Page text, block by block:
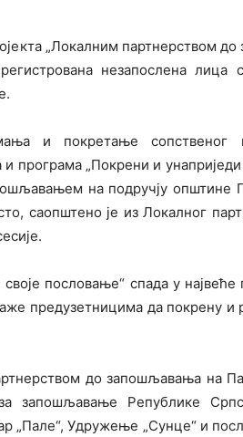
„Локалним партнерством
незапослена лица
и покретање сопственог
програма „Покрени и
на подручју
саопштено је из Локалног
пословање“ спада у
предузетницима да покрену и
до запошљавања на
запошљавање Републике
„Пале“, Удружење „Сунце“ и